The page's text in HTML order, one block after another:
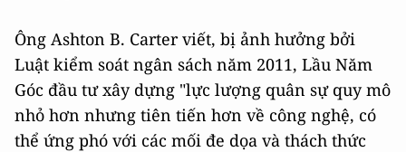
Ông Ashton B. Carter viết, bị ảnh hưởng bởi
Luật kiểm soát ngân sách năm 2011, Lầu Năm
Góc đầu tư xây dựng "lực lượng quân sự quy mô
nhỏ hơn nhưng tiên tiến hơn về công nghệ, có
thể ứng phó với các mối đe dọa và thách thức